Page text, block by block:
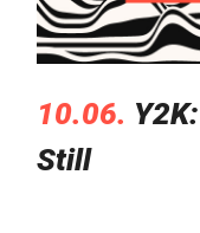
10.06.
Still